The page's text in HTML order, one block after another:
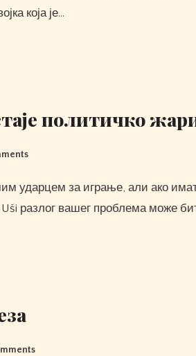
која је…
политичко
разлог вашег проблема може